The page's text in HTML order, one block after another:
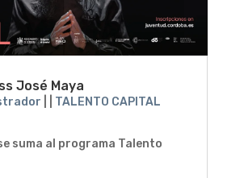
José Maya
TALENTO CAPITAL
suma al programa Talento